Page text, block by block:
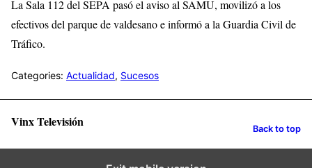
La Sala 112 del SEPA pasó el aviso al SAMU, movilizó a los
efectivos del parque de valdesano e informó a la Guardia Civil de
Tráfico.
Categories: Actualidad, Sucesos
Vinx Televisión Back to top